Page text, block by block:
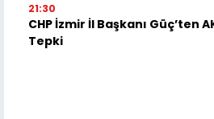
21:30
CHP İzmir İl Başkanı Güç’ten
Tepki